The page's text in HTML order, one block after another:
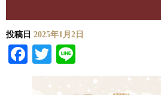
投稿日 2025年1月2日
Facebook
Twitter